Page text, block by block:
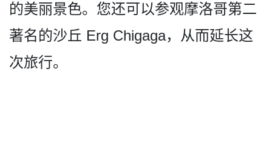
的美丽景色。您还可以­参观摩洛哥第二
著名的沙丘 Erg Chigaga，从而延长这
次旅行。